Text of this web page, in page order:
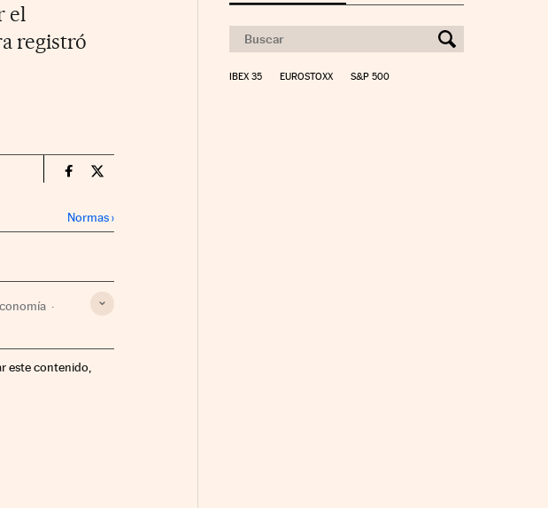
el
registró
Companias Cinco Días en Facebook
Companias Cinco Días en Twitter
Normas›
este contenido,
IBEX 35 EUROSTOXX S&P 500